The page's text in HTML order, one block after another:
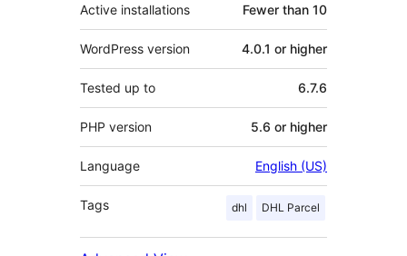
Active installations Fewer than 10
WordPress version 4.0.1 or higher
Tested up to 6.7.6
PHP version 5.6 or higher
Language English (US)
Tags dhl DHL Parcel